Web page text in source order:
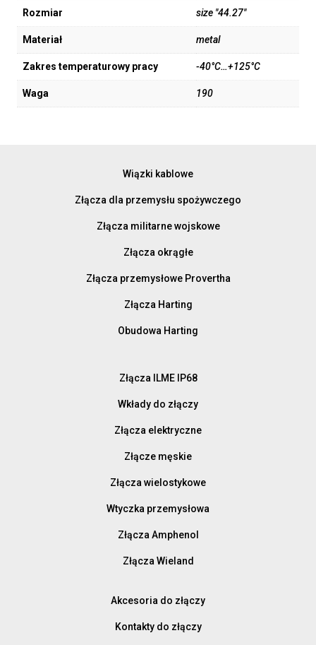
Rozmiar size "44.27"
Materiał metal
Zakres temperaturowy pracy -40°C…+125°C
Waga 190
Wiązki kablowe
Złącza dla przemysłu spożywczego
Złącza militarne wojskowe
Złącza okrągłe
Złącza przemysłowe Provertha
Złącza Harting
Obudowa Harting
Złącza ILME IP68
Wkłady do złączy
Złącza elektryczne
Złącze męskie
Złącza wielostykowe
Wtyczka przemysłowa
Złącza Amphenol
Złącza Wieland
Akcesoria do złączy
Kontakty do złączy